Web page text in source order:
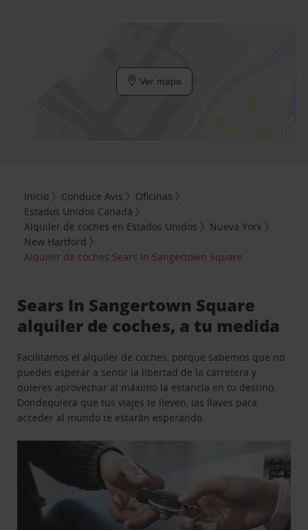
Ver mapa
Inicio Conduce Avis
Oficinas
Estados Unidos Canadá
Alquiler de coches en Estados Unidos
Nueva York
New Hartford
Alquiler de coches Sears In Sangertown Square
Sears In Sangertown Square
alquiler de coches, a tu medida
Facilitamos el alquiler de coches, porque sabemos que no
puedes esperar a sentir la libertad de la carretera y
quieres aprovechar al máximo la estancia en tu destino.
Dondequiera que tus viajes te lleven, las llaves para
acceder al mundo te estarán esperando.